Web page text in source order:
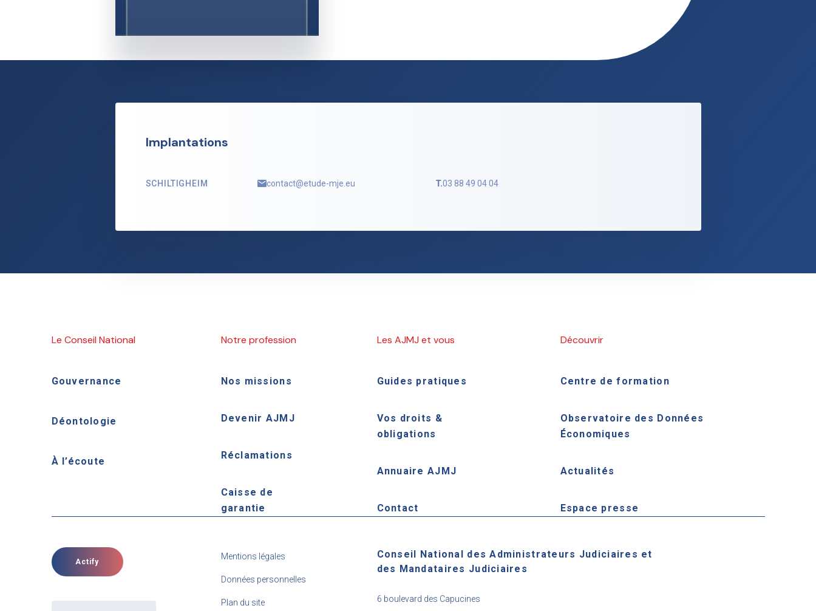
Implantations
SCHILTIGHEIM contact@etude-mje.eu T.03 88 49 04 04
Le Conseil National
Gouvernance
Déontologie
À l’écoute
Notre profession
Nos missions
Devenir AJMJ
Réclamations
Caisse de
garantie
Les AJMJ et vous
Guides pratiques
Vos droits &
obligations
Annuaire AJMJ
Contact
Découvrir
Centre de formation
Observatoire des Données
Économiques
Actualités
Espace presse
Actify
Mentions légales
Données personnelles
Plan du site
Conseil National des Administrateurs Judiciaires et
des Mandataires Judiciaires
6 boulevard des Capucines